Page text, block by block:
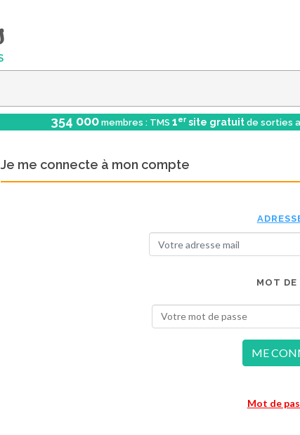
354 000 membres : TMS 1er site gratuit de sorties
Je me connecte à mon compte
MOT DE
ME
Mot de